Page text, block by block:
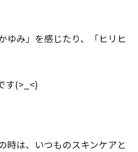
ゆみ」を感じたり、「ヒリヒ
す(>_<)
時は、いつものスキンケアと